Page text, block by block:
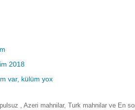
2018
var, külüm yox
, Azeri mahnilar, Turk mahnilar ve En